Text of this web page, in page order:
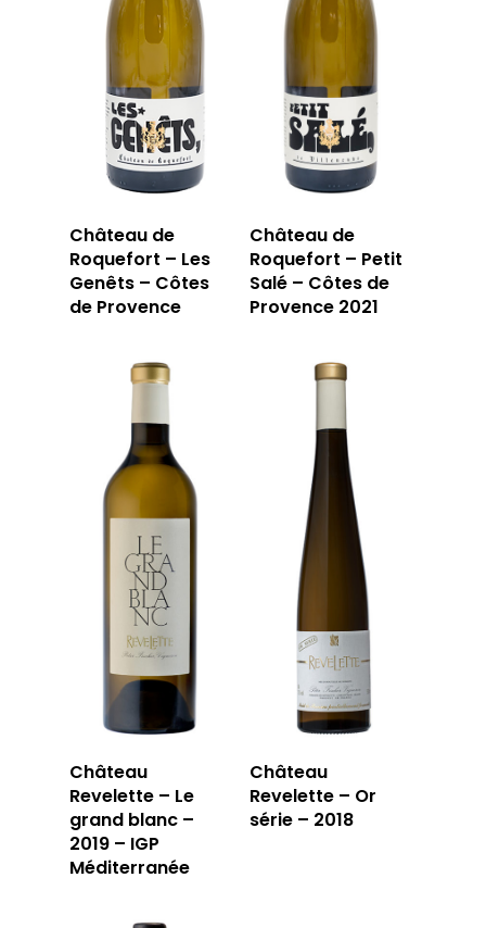
Château de
Roquefort – Les
Genêts – Côtes
de Provence
Château de
Roquefort – Petit
Salé – Côtes de
Provence 2021
Château
Revelette – Le
grand blanc –
2019 – IGP
Méditerranée
Château
Revelette – Or
série – 2018